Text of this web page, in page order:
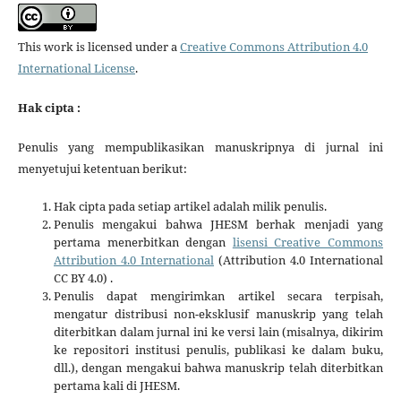
This work is licensed under aCreative Commons Attribution 4.0
International License.
Hak cipta :
Penulis yang mempublikasikan manuskripnya di jurnal ini
menyetujui ketentuan berikut:
Hak cipta pada setiap artikel adalah milik penulis.
Penulis mengakui bahwa JHESM berhak menjadi yang
pertama menerbitkan dengan lisensi Creative Commons
Attribution 4.0 International (Attribution 4.0 International
CC BY 4.0) .
Penulis dapat mengirimkan artikel secara terpisah,
mengatur distribusi non-eksklusif manuskrip yang telah
diterbitkan dalam jurnal ini ke versi lain (misalnya, dikirim
ke repositori institusi penulis, publikasi ke dalam buku,
dll.), dengan mengakui bahwa manuskrip telah diterbitkan
pertama kali di JHESM.